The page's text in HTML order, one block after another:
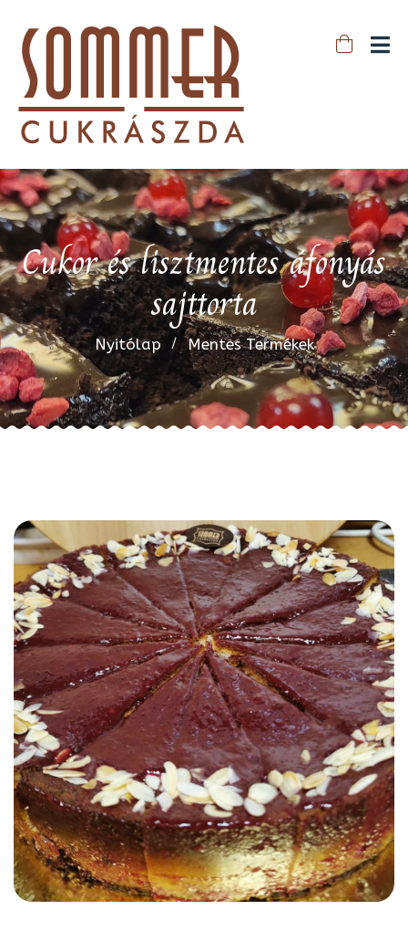
Cukor és lisztmentes áfonyás
sajttorta
Nyitólap Mentes Termékek